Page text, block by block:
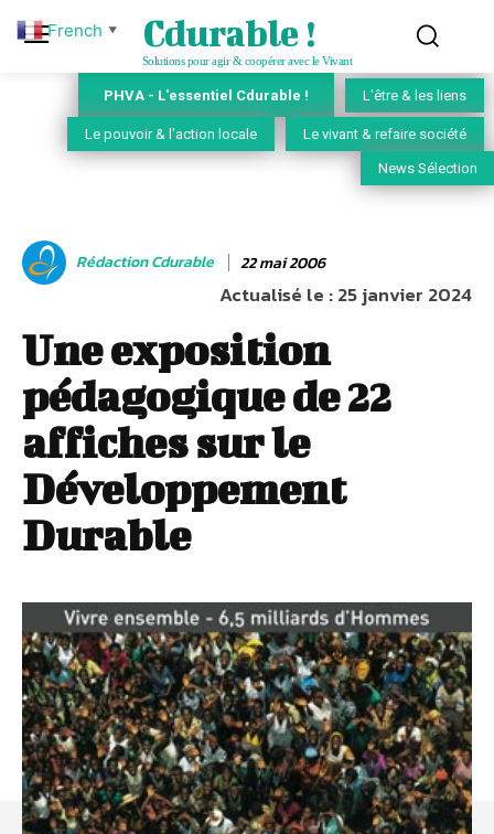
Cdurable !
Solutions pour agir & coopérer avec le Vivant
PHVA - L'essentiel Cdurable ! L'être & les liens
Le pouvoir & l'action locale Le vivant & refaire société
News Sélection
Rédaction Cdurable 22 mai 2006
Actualisé le :25 janvier 2024
Une exposition
pédagogique de 22
affiches sur le
Développement
Durable
French ▼